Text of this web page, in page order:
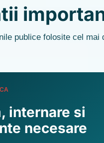
publice folosite cel
internare si
necesare